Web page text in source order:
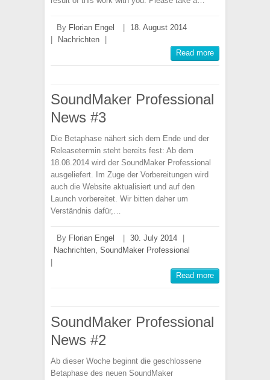
By Florian Engel
18. August 2014
Nachrichten
Read more
SoundMaker Professional
News #3
Die Betaphase nähert sich dem Ende und der
Releasetermin steht bereits fest: Ab dem
18.08.2014 wird der SoundMaker Professional
ausgeliefert. Im Zuge der Vorbereitungen wird
auch die Website aktualisiert und auf den
Launch vorbereitet. Wir bitten daher um
Verständnis dafür,…
By Florian Engel 30. July 2014
Nachrichten, SoundMaker Professional
Read more
SoundMaker Professional
News #2
Ab dieser Woche beginnt die geschlossene
Betaphase des neuen SoundMaker